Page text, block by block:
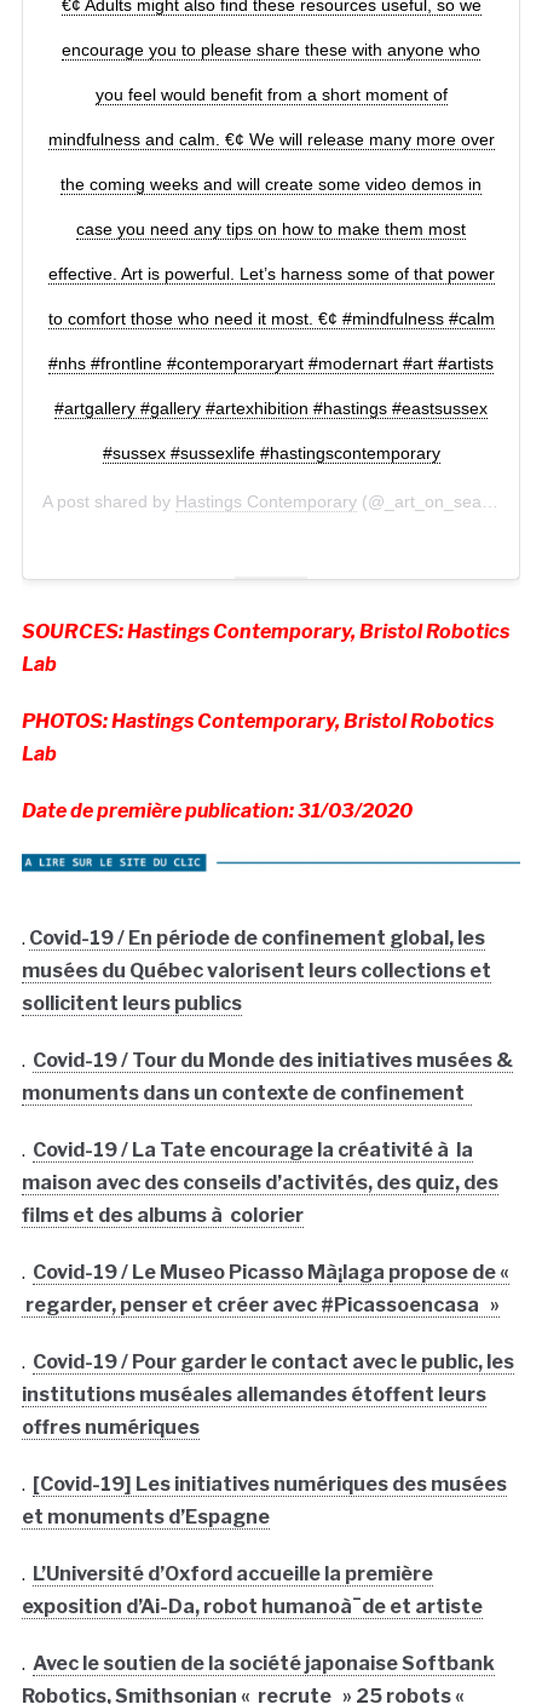
€¢ Adults might also find these resources useful, so we
encourage you to please share these with anyone who
you feel would benefit from a short moment of
mindfulness and calm. €¢ We will release many more over
the coming weeks and will create some video demos in
case you need any tips on how to make them most
effective. Art is powerful. Let’s harness some of that power
to comfort those who need it most. €¢ #mindfulness #calm
#nhs #frontline #contemporaryart #modernart #art #artists
#artgallery #gallery #artexhibition #hastings #eastsussex
#sussex #sussexlife #hastingscontemporary
A post shared by Hastings Contemporary(@_art_on_sea) on
SOURCES: Hastings Contemporary, Bristol Robotics
Lab
PHOTOS: Hastings Contemporary, Bristol Robotics
Lab
Date de première publication: 31/03/2020
. Covid-19 / En période de confinement global, les
musées du Québec valorisent leurs collections et
sollicitent leurs publics
. Covid-19 / Tour du Monde des initiatives musées &
monuments dans un contexte de confinement
. Covid-19 / La Tate encourage la créativité à la
maison avec des conseils d’activités, des quiz, des
films et des albums à colorier
. Covid-19 / Le Museo Picasso Mà¡laga propose de «
regarder, penser et créer avec #Picassoencasa »
. Covid-19 / Pour garder le contact avec le public, les
institutions muséales allemandes étoffent leurs
offres numériques
. [Covid-19] Les initiatives numériques des musées
et monuments d’Espagne
. L’Université d’Oxford accueille la première
exposition d’Ai-Da, robot humanoà¯de et artiste
. Avec le soutien de la société japonaise Softbank
Robotics, Smithsonian « recrute » 25 robots «